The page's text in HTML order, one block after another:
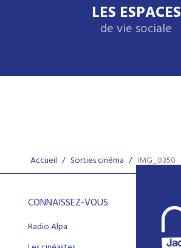
LES ESPACES
de vie sociale
Accueil / Sorties cinéma / IMG_0350
CONNAISSEZ-VOUS
Radio Alpa